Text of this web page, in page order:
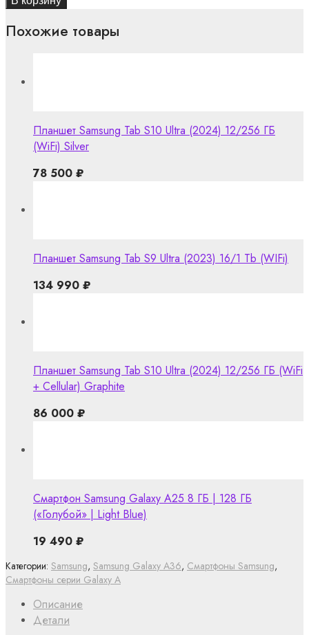
Описание
Детали
Категории: Samsung, Samsung Galaxy A36, Смартфоны Samsung,
Смартфоны серии Galaxy A
Похожие товары
Планшет Samsung Tab S10 Ultra (2024) 12/256 ГБ
(WiFi) Silver
78 500 ₽
Планшет Samsung Tab S9 Ultra (2023) 16/1 Tb (WIFi)
134 990 ₽
Планшет Samsung Tab S10 Ultra (2024) 12/256 ГБ (WiFi
+ Cellular) Graphite
86 000 ₽
Смартфон Samsung Galaxy A25 8 ГБ | 128 ГБ
(«Голубой» | Light Blue)
19 490 ₽